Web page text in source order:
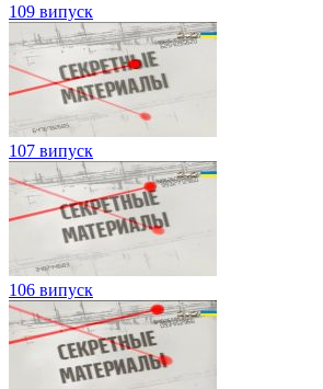
109 випуск
107 випуск
106 випуск